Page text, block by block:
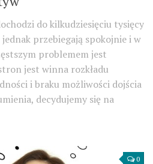
do kilkudziesięciu tysięcy
przebiegają spokojnie i w
problemem jest
jest winna rozkładu
i braku możliwości dojścia
decydujemy się na
0